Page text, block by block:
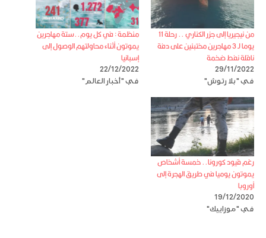
من نيجيريا إلى جزر الكناري .. رحلة 11
يوما لـ 3 مهاجرين مختبئين على دفة
ناقلة نفط ضخمة
29/11/2022
في "بلا رتوش"
منظمة : في كل يوم..ستة مهاجرين
يموتون أثناء محاولتهم الوصول إلى
إسبانيا
22/12/2022
في "أخبار العالم"
رغم قيود كورونا.. خمسة أشخاص
يموتون يوميا في طريق الهجرة إلى
أوروبا
19/12/2020
في "موزاييك"